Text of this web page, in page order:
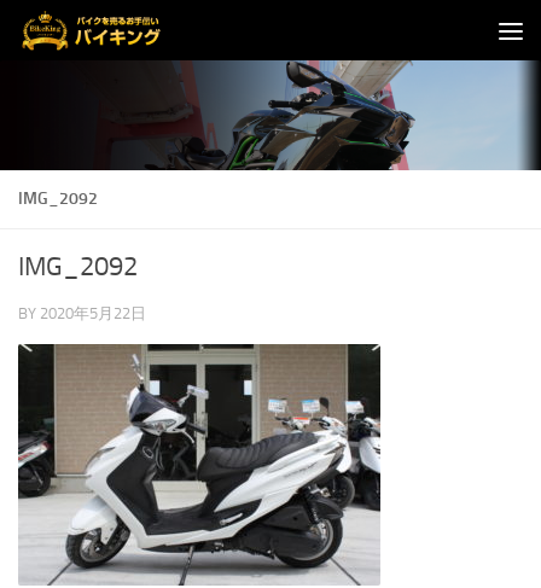
コンテンツへスキップ
IMG_2092
IMG_2092
BY 2020年5月22日